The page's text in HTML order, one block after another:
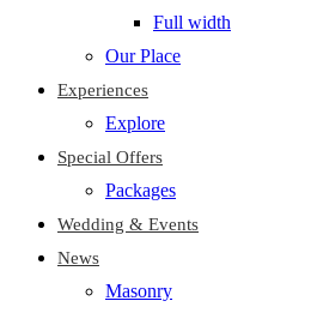
Full width
Our Place
Experiences
Explore
Special Offers
Packages
Wedding & Events
News
Masonry